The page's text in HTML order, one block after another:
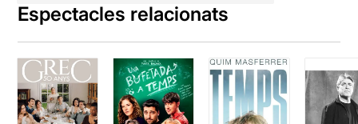
Espectacles relacionats